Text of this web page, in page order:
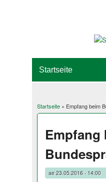
Sie sind hier
Startseite» Empfang beim
Empfang
ae23.05.2016 - 14:00